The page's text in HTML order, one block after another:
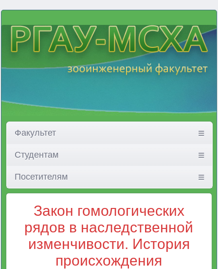
Факультет
Студентам
Посетителям
Закон гомологических
рядов в наследственной
изменчивости. История
происхождения